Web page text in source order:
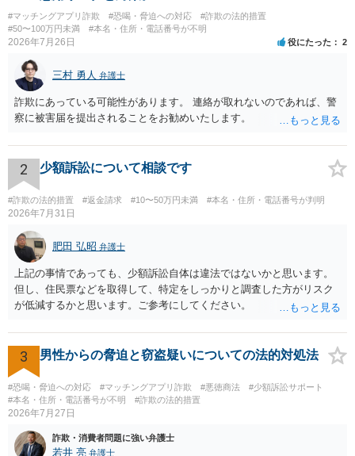
#マッチングアプリ詐欺 #恐喝・脅迫への対応
#詐欺の法的措置
#50〜100万円未満
#本名・住所・電話番号が不明
2026年7月26日 役にたった 2
三村 勇人 弁護士
詐欺にあっている可能性があります。 連絡が取れないのであれば、警
察に被害届を提出されることをお勧めいたします。
2 少額訴訟について相談です
#詐欺の法的措置 #返金請求 #10〜50万円未満 #本名・住所・電話番号が判明
2026年7月31日
肥田 弘昭 弁護士
上記の事情であっても、少額訴訟自体は違法ではないかと思います。
但し、住民票などを取得して、特定をしっかりと調査した方がリスク
が低減するかと思います。ご参考にしてください。
3 男性からの脅迫と窃盗疑いについての法的対処法
#恐喝・脅迫への対応 #マッチングアプリ詐欺 #悪徳商法
#少額訴訟サポート
#本名・住所・電話番号が不明
#詐欺の法的措置
2026年7月27日
詐欺・消費者問題に強い弁護士
若井 亮 弁護士